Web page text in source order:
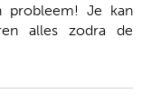
probleem! Je kan
alles zodra de